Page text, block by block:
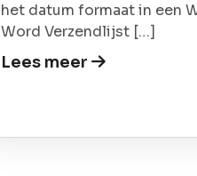
het datum formaat in een
Word Verzendlijst […]
Lees meer